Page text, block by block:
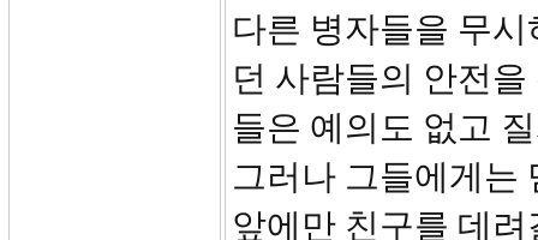
다른 병자들을 무
던 사람들의 안전
들은 예의도 없고
그러나 그들에게는
앞에만 친구를 데